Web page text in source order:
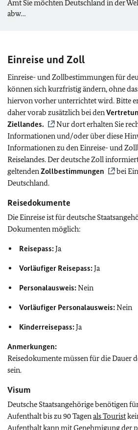
Amt Sie möchten Deutschland in der
abw…
Einreise und Zoll
Einreise- und Zollbestimmungen für
können sich kurzfristig ändern, ohne
hiervon vorher unterrichtet wird. Bitte
daher vorab zusätzlich bei den
Ziellandes.
Nur dort erhalten Sie
Informationen und/oder über diese
Informationen zu den Einreise- und
Reiselandes. Der deutsche Zoll
geltendenZollbestimmungen
bei
Deutschland.
Reisedokumente
Die Einreise ist für deutsche
Dokumenten möglich:
Reisepass:Ja
Vorläufiger Reisepass:Ja
Personalausweis:Nein
Vorläufiger Personalausweis:Nein
Kinderreisepass:Ja
Anmerkungen:
Reisedokumente müssen für die Dauer
sein.
Visum
Deutsche Staatsangehörige benötigen
Aufenthalt bis zu 90 Tagenals Tourist
Aufenthalt kann mit Genehmigung der